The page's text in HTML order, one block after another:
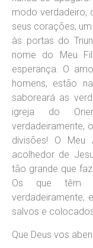
modo verdadeiro,
seus corações,
às portas do
nome do Meu
esperança. O
homens, estão
saboreará as
igreja do
verdadeiramente,
divisões! O
acolhedor de
tão grande que
Os que têm
verdadeiramente,
salvos e
Que Deus vos